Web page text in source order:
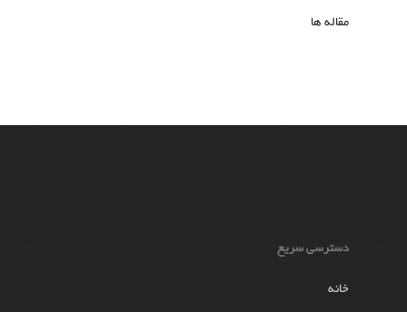
مقاله ها
دسترسی سریع
خانه